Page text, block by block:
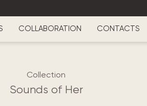
COLLABORATION CONTACTS
Collection
Sounds of Her